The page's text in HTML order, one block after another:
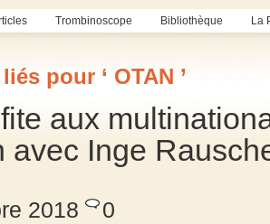
Trombinoscope Bibliothèque La
pour ‘ OTAN ’
aux
avec Inge
2018
0